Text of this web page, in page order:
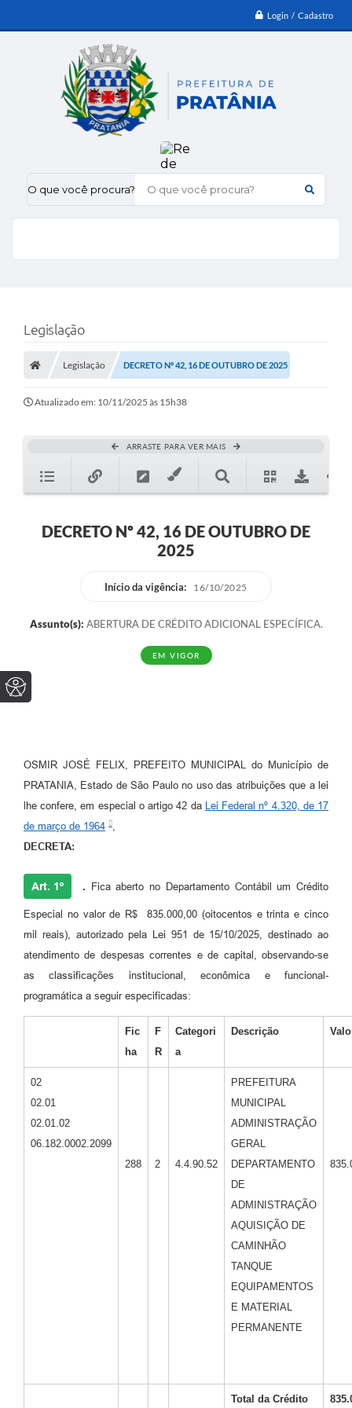
Login / Cadastro
O que você procura?
Legislação
Legislação DECRETO Nº 42, 16 DE OUTUBRO DE 2025
Atualizado em: 10/11/2025 às 15h38
ARRASTE PARA VER MAIS
DECRETO Nº 42, 16 DE OUTUBRO DE
2025
Início da vigência: 16/10/2025
Assunto(s): ABERTURA DE CRÉDITO ADICIONAL ESPECÍFICA.
EM VIGOR
OSMIR JOSÉ FELIX, PREFEITO MUNICIPAL do Município de
PRATANIA, Estado de São Paulo no uso das atribuições que a lei
lhe confere, em especial o artigo 42 da Lei Federal nº 4.320, de 17
de março de 1964
DECRETA:
Art. 1º . Fica aberto no Departamento Contábil um Crédito
Especial no valor de R$ 835.000,00 (oitocentos e trinta e cinco
mil reais), autorizado pela Lei 951 de 15/10/2025, destinado ao
atendimento de despesas correntes e de capital, observando-se
as classificações institucional, econômica e funcional-
programática a seguir especificadas:
Fic
ha
F
R
Categori
a
Descrição
02
02.01
02.01.02
06.182.0002.2099
288
2 4.4.90.52
PREFEITURA
MUNICIPAL
ADMINISTRAÇÃO
GERAL
DEPARTAMENTO
DE
ADMINISTRAÇÃO
AQUISIÇÃO DE
CAMINHÃO
TANQUE
EQUIPAMENTOS
E MATERIAL
PERMANENTE
Total da Crédito